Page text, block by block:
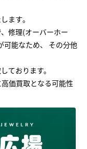
ます｡
修理(オーバーホー
可能なため、 その分他
ております。
価買取となる可能性